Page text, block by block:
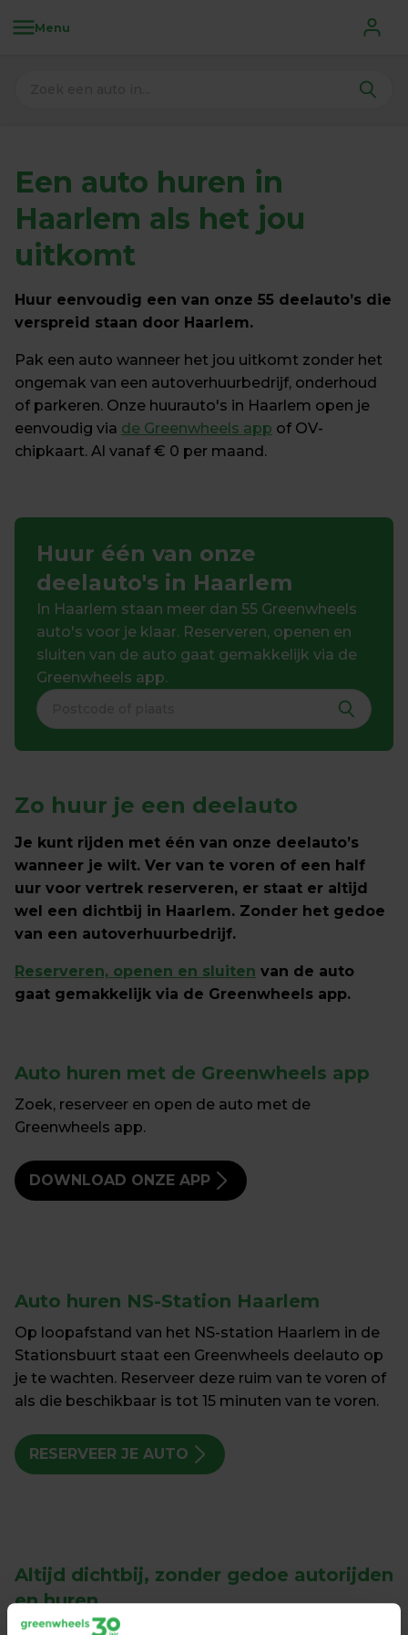
Menu
Een auto huren in
Haarlem als het jou
uitkomt
Huur eenvoudig een van onze 55 deelauto’s die
verspreid staan door Haarlem.
Pak een auto wanneer het jou uitkomt zonder het
ongemak van een autoverhuurbedrijf, onderhoud
of parkeren. Onze huurauto's in Haarlem open je
eenvoudig via de Greenwheels app of OV-
chipkaart. Al vanaf € 0 per maand.
Huur één van onze
deelauto's in Haarlem
In Haarlem staan meer dan 55 Greenwheels
auto's voor je klaar. Reserveren, openen en
sluiten van de auto gaat gemakkelijk via de
Greenwheels app.
Zo huur je een deelauto
Je kunt rijden met één van onze deelauto’s
wanneer je wilt. Ver van te voren of een half
uur voor vertrek reserveren, er staat er altijd
wel een dichtbij in Haarlem. Zonder het gedoe
van een autoverhuurbedrijf.
Reserveren, openen en sluiten van de auto
gaat gemakkelijk via de Greenwheels app.
Auto huren met de Greenwheels app
Zoek, reserveer en open de auto met de
Greenwheels app.
DOWNLOAD ONZE APP
Auto huren NS-Station Haarlem
Op loopafstand van het NS-station Haarlem in de
Stationsbuurt staat een Greenwheels deelauto op
je te wachten. Reserveer deze ruim van te voren of
als die beschikbaar is tot 15 minuten van te voren.
RESERVEER JE AUTO
Altijd dichtbij, zonder gedoe autorijden
en huren